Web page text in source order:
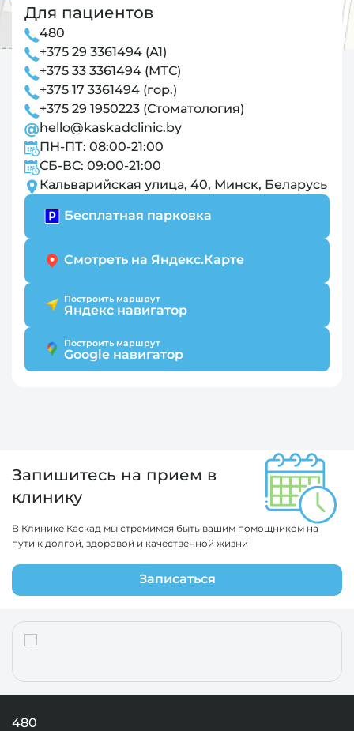
Для пациентов
480
+375 29 3361494 (А1)
+375 33 3361494 (МТС)
+375 17 3361494 (гор.)
+375 29 1950223 (Стоматология)
hello@kaskadclinic.by
ПН-ПТ: 08:00-21:00
СБ-ВС: 09:00-21:00
Кальварийская улица, 40, Минск, Беларусь
Бесплатная парковка
Смотреть на Яндекс.Карте
Построить маршрут
Яндекс навигатор
Построить маршрут
Google навигатор
Запишитесь на прием в
клинику
В Клинике Каскад мы стремимся быть вашим помощником на
пути к долгой, здоровой и качественной жизни
Записаться
480